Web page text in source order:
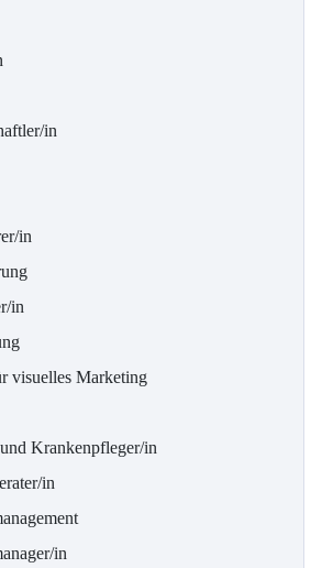
in
in
in
visuelles Marketing
Krankenpfleger/in
in
in